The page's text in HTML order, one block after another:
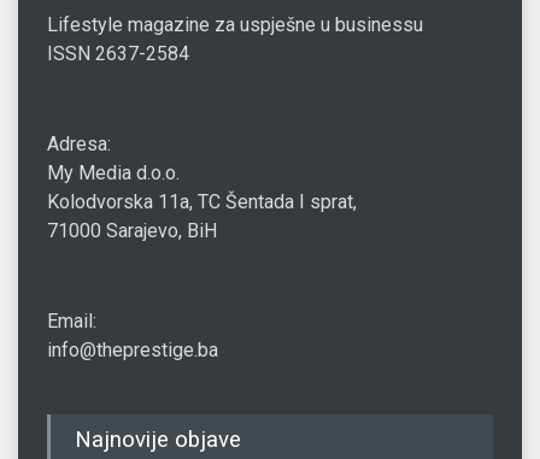
Lifestyle magazine za uspješne u businessu
ISSN 2637-2584
Adresa:
My Media d.o.o.
Kolodvorska 11a, TC Šentada I sprat,
71000 Sarajevo, BiH
Email:
info@theprestige.ba
Najnovije objave